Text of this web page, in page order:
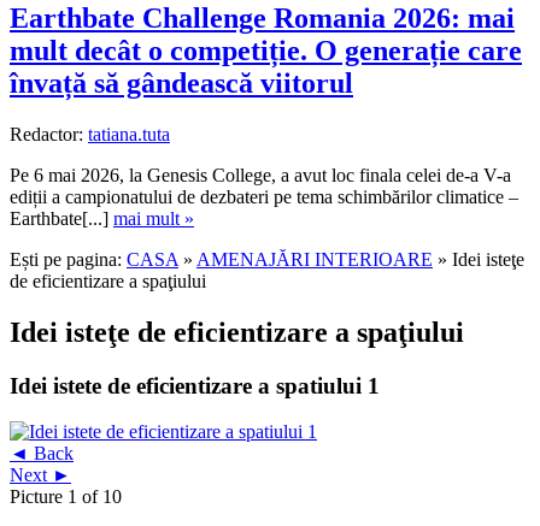
Earthbate Challenge Romania 2026: mai
mult decât o competiție. O generație care
învață să gândească viitorul
Redactor: tatiana.tuta
Pe 6 mai 2026, la Genesis College, a avut loc finala celei de-a V-a
ediții a campionatului de dezbateri pe tema schimbărilor climatice –
Earthbate[...] mai mult »
Ești pe pagina: CASA » AMENAJĂRI INTERIOARE » Idei isteţe
de eficientizare a spaţiului
Idei isteţe de eficientizare a spaţiului
Idei istete de eficientizare a spatiului 1
◄ Back
Next ►
Picture 1 of 10